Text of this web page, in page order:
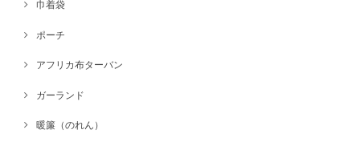
巾着袋
ポーチ
アフリカ布ターバン
ガーランド
暖簾（のれん）